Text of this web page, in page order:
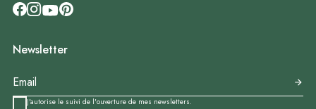
Newsletter
J'autorise le suivi de l'ouverture de mes newsletters.